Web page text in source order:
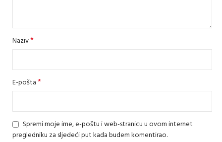
Naziv*
E-pošta*
Spremi moje ime, e-poštu i web-stranicu u ovom internet
pregledniku za sljedeći put kada budem komentirao.